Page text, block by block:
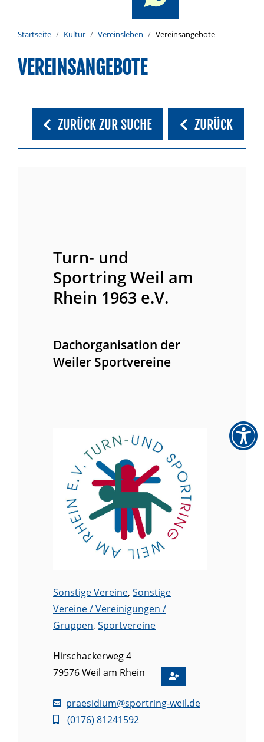
Startseite Kultur Vereinsleben Vereinsangebote
VEREINSANGEBOTE
ZURÜCK ZUR SUCHE ZURÜCK
Turn- und
Sportring Weil am
Rhein 1963 e.V.
Dachorganisation der
Weiler Sportvereine
Hirschackerweg 4
79576Weil am Rhein
praesidium@sportring-weil.de
(0176) 81241592
Sonstige Vereine, Sonstige
Vereine / Vereinigungen /
Gruppen, Sportvereine